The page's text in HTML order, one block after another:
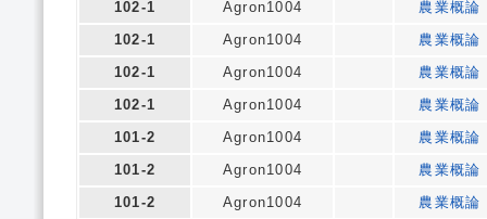
102-1
Agron1004
農業概論
102-1
Agron1004
農業概論
102-1
Agron1004
農業概論
102-1
Agron1004
農業概論
101-2
Agron1004
農業概論
101-2
Agron1004
農業概論
101-2
Agron1004
農業概論